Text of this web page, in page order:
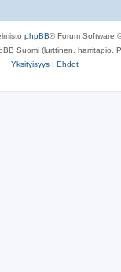
phpBB® Forum Software
Suomi (lurttinen, harritapio,
Yksityisyys | Ehdot